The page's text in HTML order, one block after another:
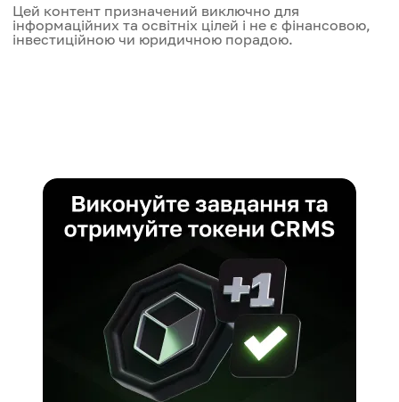
Цей контент призначений виключно для
інформаційних та освітніх цілей і не є фінансовою,
інвестиційною чи юридичною порадою.